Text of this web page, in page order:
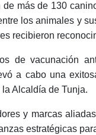
más de 130
los animales y
recibieron
de vacunación
a cabo una
Alcaldía de Tunja.
y marcas
estratégicas